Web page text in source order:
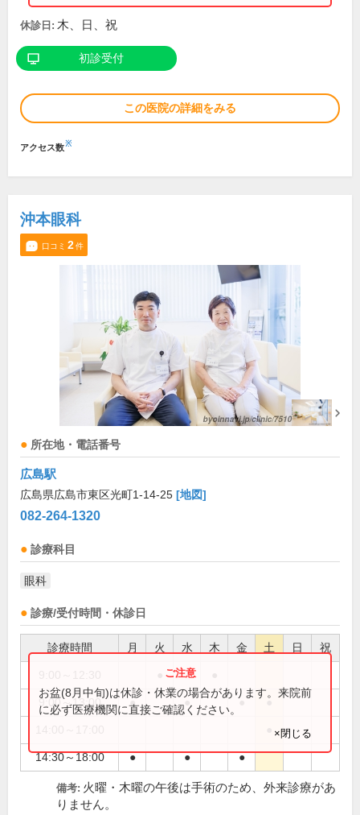
休診日: 木、日、祝
初診受付
この医院の詳細をみる
アクセス数※
沖本眼科
口コミ 2件
所在地・電話番号
広島駅
広島県広島市東区光町1-14-25 [地図]
082-264-1320
診療科目
眼科
診療/受付時間・休診日
診療時間 月 火 水 木 金 土 日 祝
9:00～13:00 ● ● ● ●
14:30～18:00 ● ● ●
お盆(8月中旬)は休診・休業の場合があります。来院前
に必ず医療機関に直接ご確認ください。
×閉じる
備考: 火曜・木曜の午後は手術のため、外来診療があ
りません。